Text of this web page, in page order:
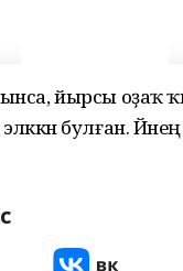
йырсы оҙаҡ
булған. Йәнең